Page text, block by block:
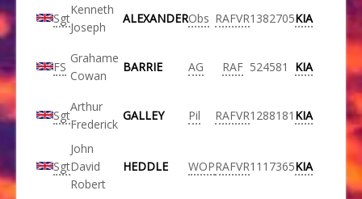
Sgt
Kenneth
Joseph
ALEXANDERObs RAFVR1382705KIA
FS
Grahame
Cowan
BARRIE AG RAF 524581 KIA
Sgt
Arthur
Frederick
GALLEY Pil RAFVR1288181 KIA
Sgt
John
David
Robert
HEDDLE WOPRAFVR1117365KIA